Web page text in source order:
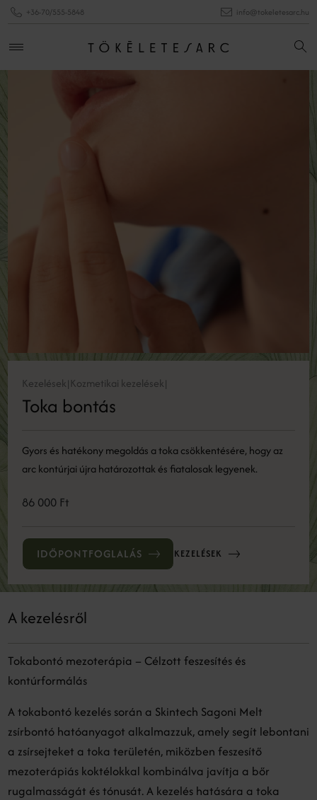
+36-70/555-5848 info@tokeletesarc.hu
Kezelések| Kozmetikai kezelések|
Toka bontás
Gyors és hatékony megoldás a toka csökkentésére, hogy az
arc kontúrjai újra határozottak és fiatalosak legyenek.
86 000 Ft
IDŐPONTFOGLALÁS KEZELÉSEK
A kezelésről
Tokabontó mezoterápia – Célzott feszesítés és
kontúrformálás
A tokabontó kezelés során a Skintech Sagoni Melt
zsírbontó hatóanyagot alkalmazzuk, amely segít lebontani
a zsírsejteket a toka területén, miközben feszesítő
mezoterápiás koktélokkal kombinálva javítja a bőr
rugalmasságát és tónusát. A kezelés hatására a toka